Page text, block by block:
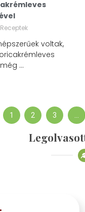
Receptek
voltak,
…
1 2 3